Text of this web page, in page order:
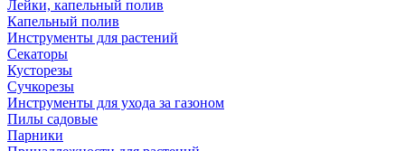
Лейки, капельный полив
Капельный полив
Инструменты для растений
Секаторы
Кусторезы
Сучкорезы
Инструменты для ухода за газоном
Пилы садовые
Парники